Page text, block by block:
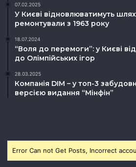
07.02.2025
У Києві відновлюватимуть
ремонтували з 1963 року
18.07.2024
“Воля до перемоги”: у Києві
до Олімпійських ігор
28.03.2025
Компанія DIM – у топ-3
версією видання “Мінфін”
Error Can not Get Posts, Incorrect